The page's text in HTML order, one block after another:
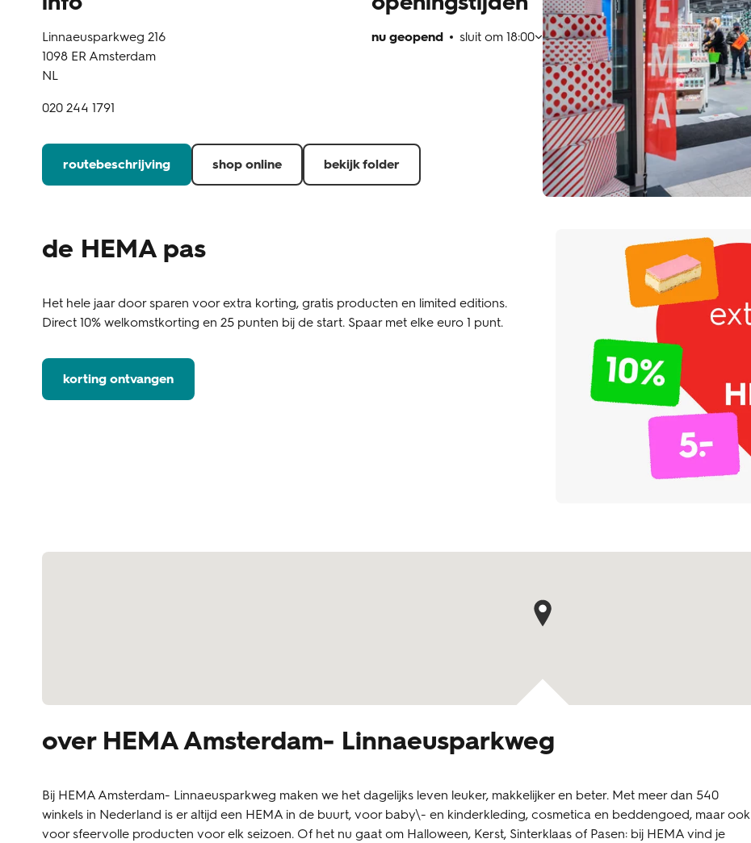
Linnaeusparkweg 216
1098 ER Amsterdam
NL
020 244 1791
nu geopend sluit om 18:00
routebeschrijving shop online bekijk folder
de HEMA pas
Het hele jaar door sparen voor extra korting, gratis producten en limited editions.
Direct 10% welkomstkorting en 25 punten bij de start. Spaar met elke euro 1 punt.
korting ontvangen
Kaartpin
over HEMA Amsterdam- Linnaeusparkweg
Bij HEMA Amsterdam- Linnaeusparkweg maken we het dagelijks leven leuker, makkelijker en beter. Met meer dan 540
winkels in Nederland is er altijd een HEMA in de buurt, voor baby\- en kinderkleding, cosmetica en beddengoed, maar ook
voor sfeervolle producten voor elk seizoen. Of het nu gaat om Halloween, Kerst, Sinterklaas of Pasen: bij HEMA vind je